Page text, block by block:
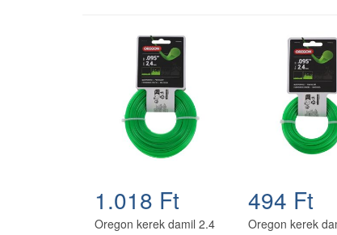
1.018 Ft
Oregon kerek damil 2.4
494 Ft
Oregon kerek